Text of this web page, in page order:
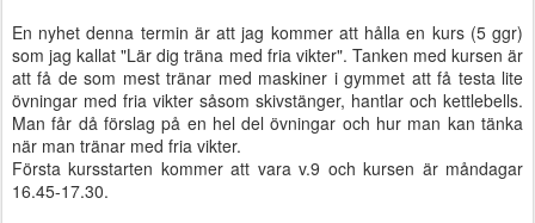
En nyhet denna termin är att jag kommer att hålla en kurs (5 ggr)
som jag kallat "Lär dig träna med fria vikter". Tanken med kursen är
att få de som mest tränar med maskiner i gymmet att få testa lite
övningar med fria vikter såsom skivstänger, hantlar och kettlebells.
Man får då förslag på en hel del övningar och hur man kan tänka
när man tränar med fria vikter.
Första kursstarten kommer att vara v.9 och kursen är måndagar
16.45-17.30.